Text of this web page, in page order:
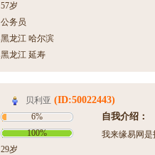
57岁
公务员
黑龙江 哈尔滨
黑龙江 延寿
贝利亚 (ID:50022443)
6%
100%
29岁
自我介绍：
我来缘易网是